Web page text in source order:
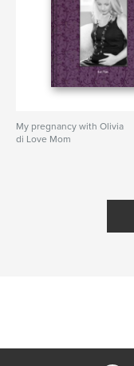
My pregnancy with Olivia
di Love Mom